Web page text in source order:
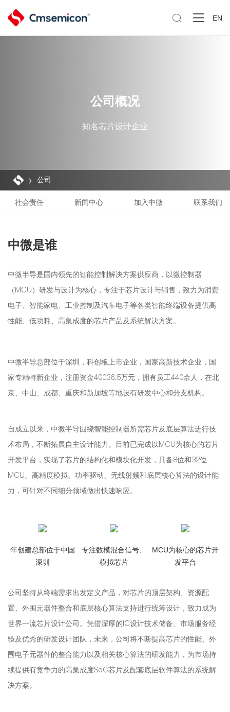
 EN
公司概况
知名芯片设计企业
公司
社会责任 新闻中心 加入中微 联系我们
中微是谁
中微半导是国内领先的智能控制解决方案供应商，以微控制器
（MCU）研发与设计为核心，专注于芯片设计与销售，致力为消费
电子、智能家电、工业控制及汽车电子等各类智能终端设备提供高
性能、低功耗、高集成度的芯片产品及系统解决方案。
中微半导总部位于深圳，科创板上市企业，国家高新技术企业，国
家专精特新企业，注册资金40036.5万元，拥有员工440余人，在北
京、中山、成都、重庆和新加坡等地设有研发中心和分支机构。
自成立以来，中微半导围绕智能控制器所需芯片及底层算法进行技
术布局，不断拓展自主设计能力。目前已完成以MCU为核心的芯片
开发平台，实现了芯片的结构化和模块化开发，具备8位和32位
MCU、高精度模拟、功率驱动、无线射频和底层核心算法的设计能
力，可针对不同细分领域做出快速响应。
年创建总部位于中国
深圳
专注数模混合信号、
模拟芯片
MCU为核心的芯片开
发平台
公司坚持从终端需求出发定义产品，对芯片的顶层架构、资源配
置、外围元器件整合和底层核心算法支持进行统筹设计，致力成为
世界一流芯片设计公司。凭借深厚的IC设计技术储备、市场服务经
验及优秀的研发设计团队，未来，公司将不断提高芯片的性能、外
围电子元器件的整合能力以及相关核心算法的研发能力，为市场持
续提供有竞争力的高集成度SoC芯片及配套底层软件算法的系统解
决方案。